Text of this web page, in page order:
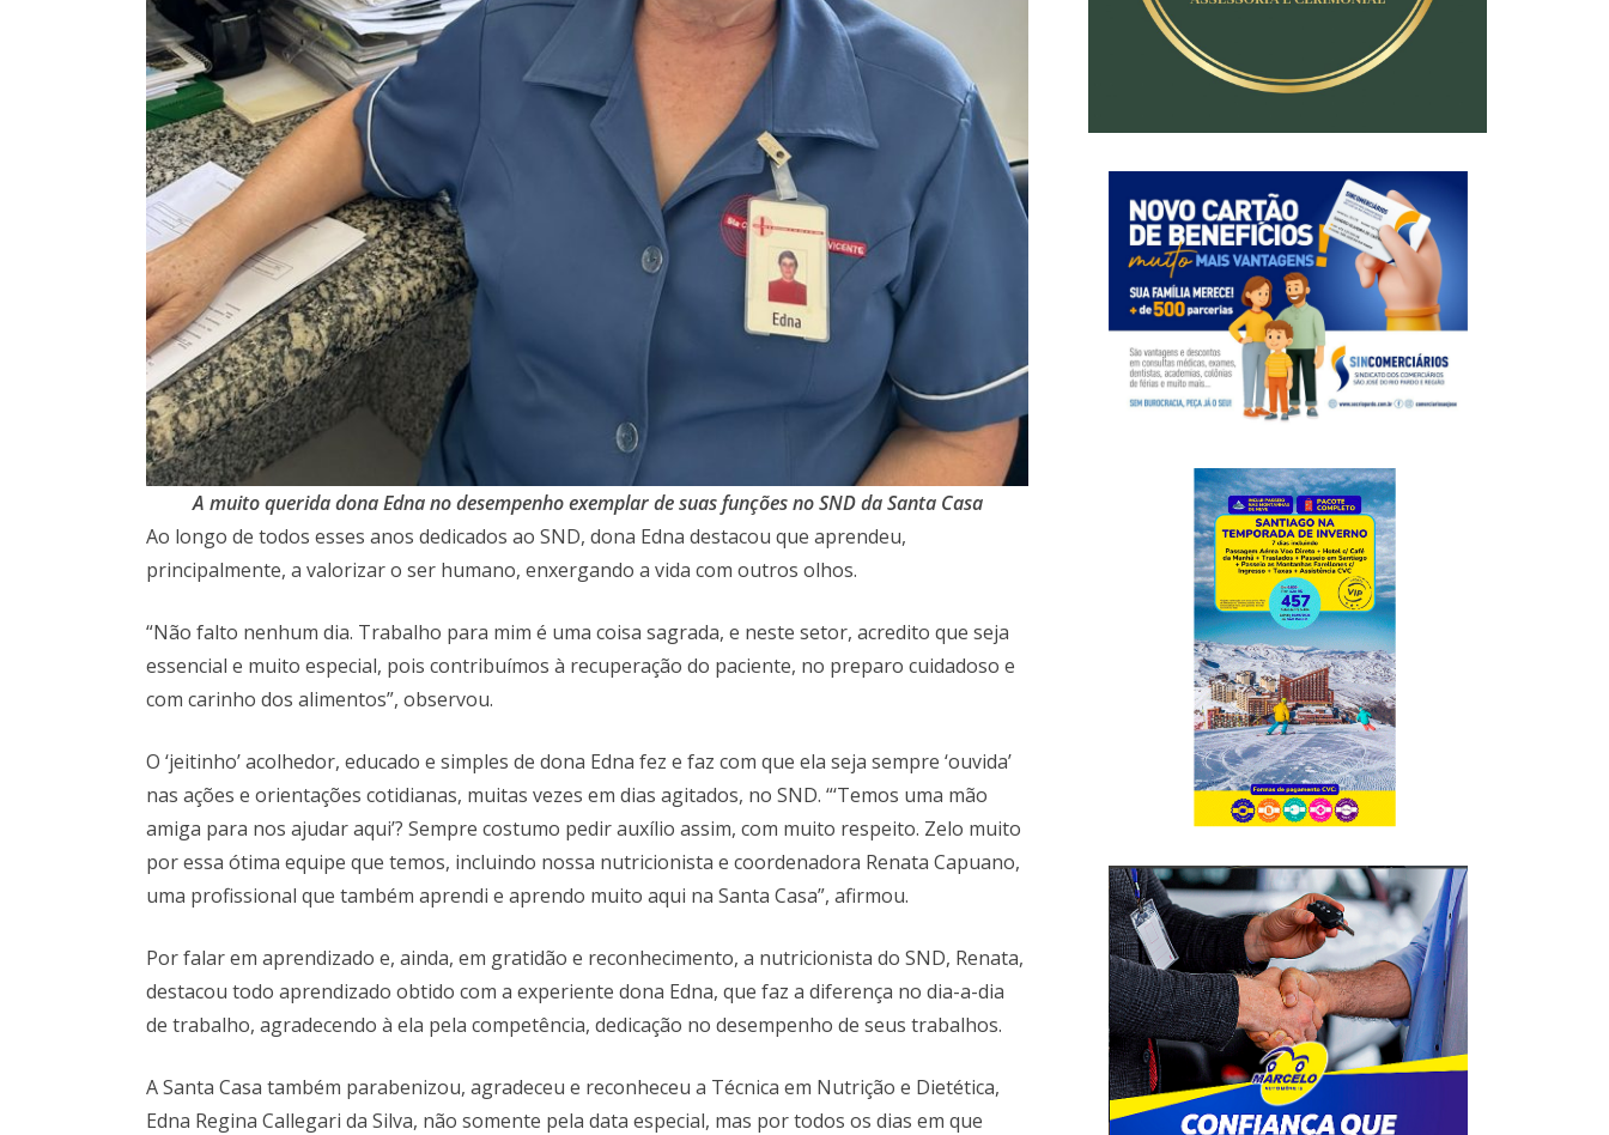
A muito querida dona Edna no desempenho exemplar de suas funções no SND da Santa Casa
Ao longo de todos esses anos dedicados ao SND, dona Edna destacou que aprendeu,
principalmente, a valorizar o ser humano, enxergando a vida com outros olhos.
“Não falto nenhum dia. Trabalho para mim é uma coisa sagrada, e neste setor, acredito que seja
essencial e muito especial, pois contribuímos à recuperação do paciente, no preparo cuidadoso e
com carinho dos alimentos”, observou.
O ‘jeitinho’ acolhedor, educado e simples de dona Edna fez e faz com que ela seja sempre ‘ouvida’
nas ações e orientações cotidianas, muitas vezes em dias agitados, no SND. “‘Temos uma mão
amiga para nos ajudar aqui’? Sempre costumo pedir auxílio assim, com muito respeito. Zelo muito
por essa ótima equipe que temos, incluindo nossa nutricionista e coordenadora Renata Capuano,
uma profissional que também aprendi e aprendo muito aqui na Santa Casa”, afirmou.
Por falar em aprendizado e, ainda, em gratidão e reconhecimento, a nutricionista do SND, Renata,
destacou todo aprendizado obtido com a experiente dona Edna, que faz a diferença no dia-a-dia
de trabalho, agradecendo à ela pela competência, dedicação no desempenho de seus trabalhos.
A Santa Casa também parabenizou, agradeceu e reconheceu a Técnica em Nutrição e Dietética,
Edna Regina Callegari da Silva, não somente pela data especial, mas por todos os dias em que